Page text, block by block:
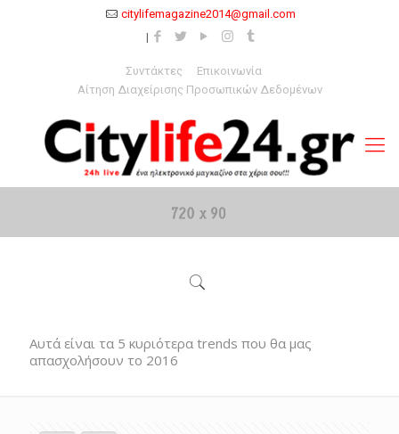
citylifemagazine2014@gmail.com
Συντάκτες
Επικοινωνία
Αίτηση Διαχείρισης Προσωπικών Δεδομένων
Αυτά είναι τα 5 κυριότερα trends που θα μας
απασχολήσουν το 2016